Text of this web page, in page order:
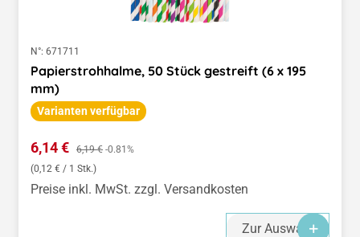
N°: 671711
Papierstrohhalme, 50 Stück gestreift (6 x 195
mm)
Varianten verfügbar
Verkaufspreis:
6,14 € Regulärer Preis:
6,19 € -0.81%
(0,12 € / 1 Stk.)
Preise inkl. MwSt. zzgl. Versandkosten
Zur Auswahl